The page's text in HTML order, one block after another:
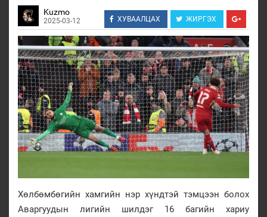
Kuzmo
2025-03-12 ХУВААЛЦАХ ЖИРГЭХ
Хөлбөмбөгийн хамгийн нэр хүндтэй тэмцээн болох
Аваргуудын лигийн шилдэг 16 багийн хариу